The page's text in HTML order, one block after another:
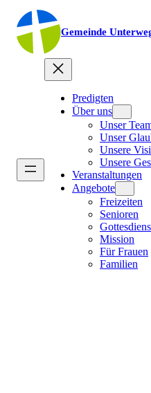
Gemeinde
Predigten
Über uns
Unser
Unser
Unsere
Unsere
Veranstaltungen
Angebote
Freizeiten
Senioren
Mission
Für Frauen
Familien